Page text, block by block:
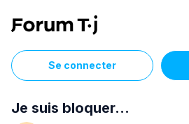
Se connecter
Je suis bloquer…